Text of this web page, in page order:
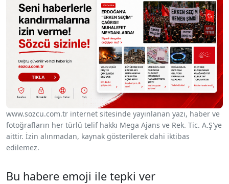
www.sozcu.com.tr internet sitesinde yayınlanan yazı, haber ve
fotoğrafların her türlü telif hakkı Mega Ajans ve Rek. Tic. A.Ş'ye
aittir. İzin alınmadan, kaynak gösterilerek dahi iktibas
edilemez.
Bu habere emoji ile tepki ver